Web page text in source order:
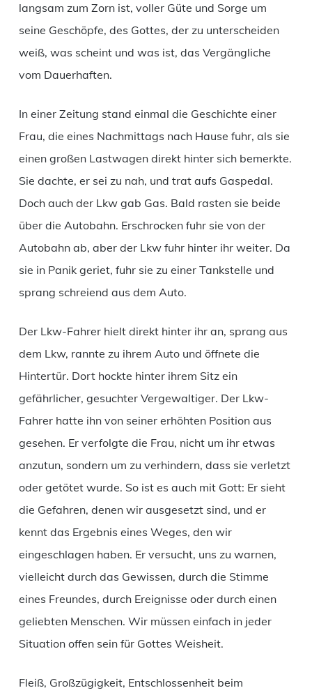
langsam zum Zorn ist, voller Güte und Sorge um
seine Geschöpfe, des Gottes, der zu unterscheiden
weiß, was scheint und was ist, das Vergängliche
vom Dauerhaften.
In einer Zeitung stand einmal die Geschichte einer
Frau, die eines Nachmittags nach Hause fuhr, als sie
einen großen Lastwagen direkt hinter sich bemerkte.
Sie dachte, er sei zu nah, und trat aufs Gaspedal.
Doch auch der Lkw gab Gas. Bald rasten sie beide
über die Autobahn. Erschrocken fuhr sie von der
Autobahn ab, aber der Lkw fuhr hinter ihr weiter. Da
sie in Panik geriet, fuhr sie zu einer Tankstelle und
sprang schreiend aus dem Auto.
Der Lkw-Fahrer hielt direkt hinter ihr an, sprang aus
dem Lkw, rannte zu ihrem Auto und öffnete die
Hintertür. Dort hockte hinter ihrem Sitz ein
gefährlicher, gesuchter Vergewaltiger. Der Lkw-
Fahrer hatte ihn von seiner erhöhten Position aus
gesehen. Er verfolgte die Frau, nicht um ihr etwas
anzutun, sondern um zu verhindern, dass sie verletzt
oder getötet wurde. So ist es auch mit Gott: Er sieht
die Gefahren, denen wir ausgesetzt sind, und er
kennt das Ergebnis eines Weges, den wir
eingeschlagen haben. Er versucht, uns zu warnen,
vielleicht durch das Gewissen, durch die Stimme
eines Freundes, durch Ereignisse oder durch einen
geliebten Menschen. Wir müssen einfach in jeder
Situation offen sein für Gottes Weisheit.
Fleiß, Großzügigkeit, Entschlossenheit beim